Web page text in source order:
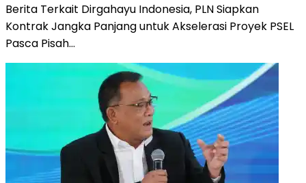
Berita Terkait Dirgahayu Indonesia, PLN Siapkan
Kontrak Jangka Panjang untuk Akselerasi Proyek PSEL
Pasca Pisah…